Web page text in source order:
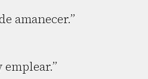
amanecer.”